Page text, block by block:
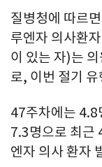
질병청에 따르
루엔자 의사환
이 있는 자)는
로, 이번 절기
47주차에는
7.3명으로 최근
엔자 의사 환자